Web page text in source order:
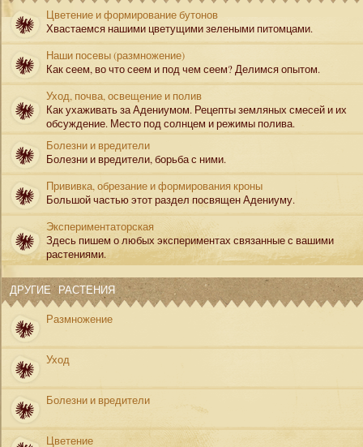
Цветение и формирование бутонов
Хвастаемся нашими цветущими зелеными питомцами.
Наши посевы (размножение)
Как сеем, во что сеем и под чем сеем? Делимся опытом.
Уход, почва, освещение и полив
Как ухаживать за Адениумом. Рецепты земляных смесей и их
обсуждение. Место под солнцем и режимы полива.
Болезни и вредители
Болезни и вредители, борьба с ними.
Прививка, обрезание и формирования кроны
Большой частью этот раздел посвящен Адениуму.
Экспериментаторская
Здесь пишем о любых экспериментах связанные с вашими
растениями.
ДРУГИЕ РАСТЕНИЯ
Размножение
Уход
Болезни и вредители
Цветение